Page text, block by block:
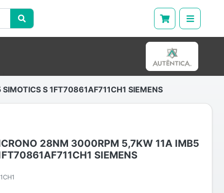
S 1FT70861AF711CH1 SIEMENS
28NM 3000RPM 5,7KW 11A IMB5
SIEMENS